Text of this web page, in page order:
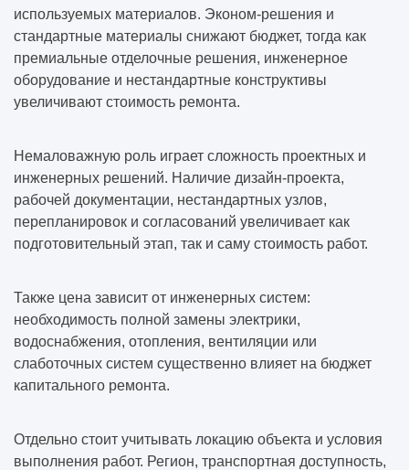
используемых материалов. Эконом-решения и
стандартные материалы снижают бюджет, тогда как
премиальные отделочные решения, инженерное
оборудование и нестандартные конструктивы
увеличивают стоимость ремонта.
Немаловажную роль играет сложность проектных и
инженерных решений. Наличие дизайн-проекта,
рабочей документации, нестандартных узлов,
перепланировок и согласований увеличивает как
подготовительный этап, так и саму стоимость работ.
Также цена зависит от инженерных систем:
необходимость полной замены электрики,
водоснабжения, отопления, вентиляции или
слаботочных систем существенно влияет на бюджет
капитального ремонта.
Отдельно стоит учитывать локацию объекта и условия
выполнения работ. Регион, транспортная доступность,